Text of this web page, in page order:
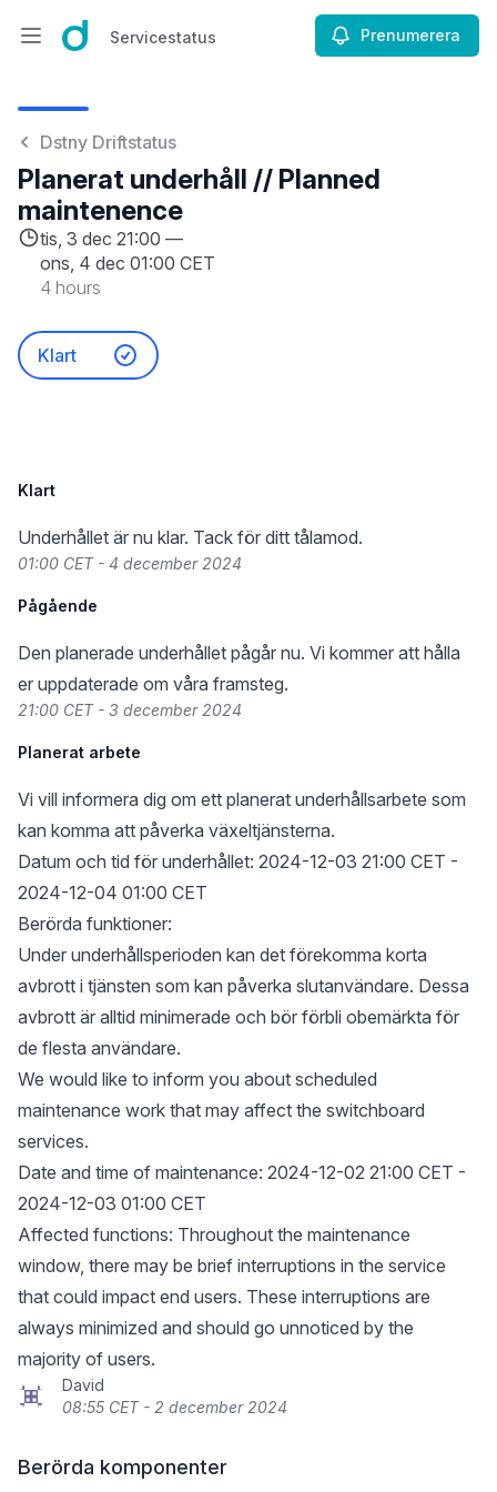
Öppna huvudmenyn
Servicestatus Prenumerera
Dstny Driftstatus
Planerat underhåll // Planned
maintenence
tis, 3 dec 21:00 —
ons, 4 dec 01:00 CET
4 hours
Klart
Klart
Underhållet är nu klar. Tack för ditt tålamod.
01:00 CET - 4 december 2024
Pågående
Den planerade underhållet pågår nu. Vi kommer att hålla
er uppdaterade om våra framsteg.
21:00 CET - 3 december 2024
Planerat arbete
Vi vill informera dig om ett planerat underhållsarbete som
kan komma att påverka växeltjänsterna.
Datum och tid för underhållet: 2024-12-03 21:00 CET -
2024-12-04 01:00 CET
Berörda funktioner:
Under underhållsperioden kan det förekomma korta
avbrott i tjänsten som kan påverka slutanvändare. Dessa
avbrott är alltid minimerade och bör förbli obemärkta för
de flesta användare.
We would like to inform you about scheduled
maintenance work that may affect the switchboard
services.
Date and time of maintenance: 2024-12-02 21:00 CET -
2024-12-03 01:00 CET
Affected functions: Throughout the maintenance
window, there may be brief interruptions in the service
that could impact end users. These interruptions are
always minimized and should go unnoticed by the
majority of users.
David
08:55 CET - 2 december 2024
Berörda komponenter